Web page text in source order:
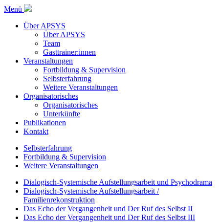
Menü
Über APSYS
Über APSYS
Team
Gasttrainer:innen
Veranstaltungen
Fortbildung & Supervision
Selbsterfahrung
Weitere Veranstaltungen
Organisatorisches
Organisatorisches
Unterkünfte
Publikationen
Kontakt
Selbsterfahrung
Fortbildung & Supervision
Weitere Veranstaltungen
Dialogisch-Systemische Aufstellungsarbeit und Psychodrama
Dialogisch-Systemische Aufstellungsarbeit /
Familienrekonstruktion
Das Echo der Vergangenheit und Der Ruf des Selbst II
Das Echo der Vergangenheit und Der Ruf des Selbst III